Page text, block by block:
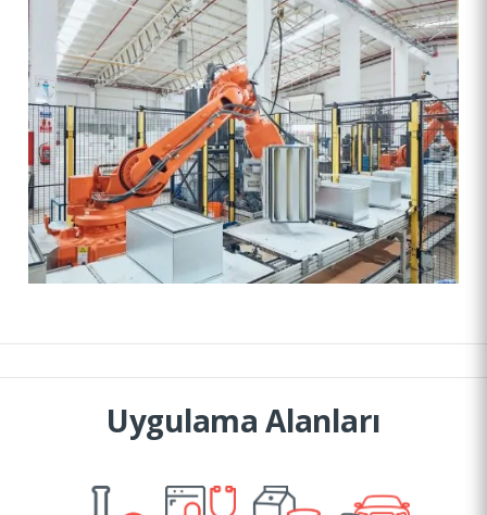
Uygulama Alanları